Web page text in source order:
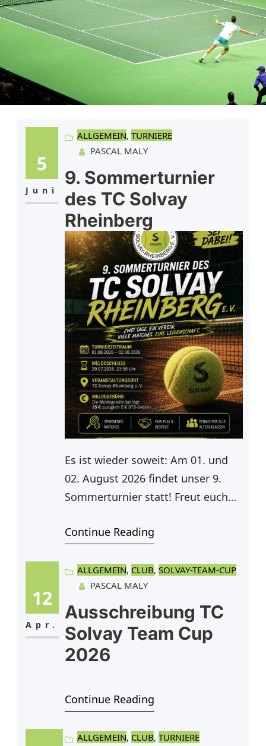
5
Juni
ALLGEMEIN, TURNIERE
PASCAL MALY
9. Sommerturnier
des TC Solvay
Rheinberg
Es ist wieder soweit: Am 01. und
02. August 2026 findet unser 9.
Sommerturnier statt! Freut euch
Matches, sportlicher
großartigen Turnieratmosphäre
auf unserer Anlage.Anmeldung in
verschiedenen Einzel- und
Doppelkonkurrenzen
möglich.Turnierzeitraum:
01.08.2026 –
29.07.2026 um 23:59
DTB-Gebühr Anmeldung über
Continue Reading
12
Apr.
ALLGEMEIN, CLUB, SOLVAY-TEAM-CUP
PASCAL MALY
Ausschreibung TC
Solvay Team Cup
2026
Continue Reading
ALLGEMEIN, CLUB, TURNIERE